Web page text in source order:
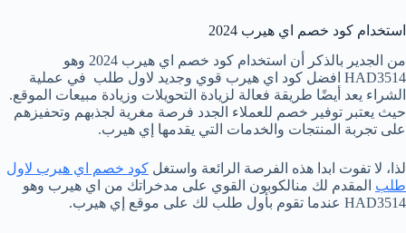
استخدام كود خصم اي هيرب 2024
من الجدير بالذكر أن استخدام كود خصم اي هيرب 2024 وهو
HAD3514 افضل كود اي هيرب قوي وجديد لاول طلب في عملية
الشراء يعد أيضًا طريقة فعالة لزيادة التحويلات وزيادة مبيعات الموقع.
حيث يعتبر توفير خصم للعملاء الجدد فرصة مغرية لجذبهم وتحفيزهم
على تجربة المنتجات والخدمات التي يقدمها إي هيرب.
لذا، لا تفوت ابدا هذه الفرصة الرائعة واستغل كود خصم اي هيرب لاول
طلب المقدم لك منالكوبون القوي على مدخراتك من اي هيرب وهو
HAD3514 عندما تقوم بأول طلب لك على موقع إي هيرب.